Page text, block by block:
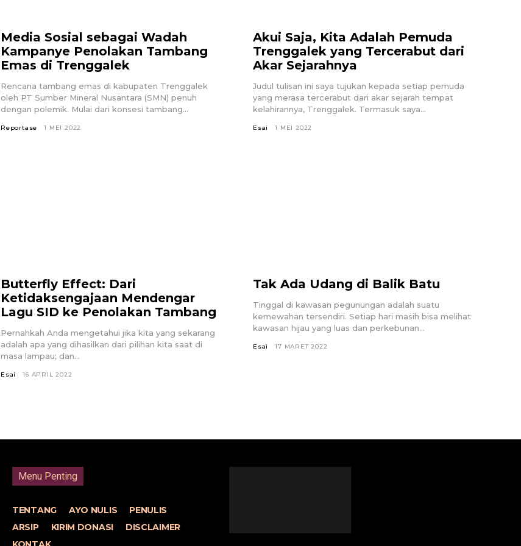
Media Sosial sebagai Wadah
Kampanye Penolakan Tambang
Emas di Trenggalek
Rencana tambang emas di kabupaten Trenggalek
oleh PT Sumber Mineral Nusantara (SMN) penuh
dengan polemik. Mulai dari konsesi tambang...
Reportase 1 MEI 2022
Akui Saja, Kita Adalah Pemuda
Trenggalek yang Tercerabut dari
Akar Sejarahnya
Judul tulisan ini saya tujukan kepada setiap pemuda
yang merasa tercerabut dari akar sejarah tempat
kelahirannya, Trenggalek. Termasuk saya...
Esai 1 MEI 2022
Butterfly Effect: Dari
Ketidaksengajaan Mendengar
Lagu SID ke Penolakan Tambang
Pernahkah Anda mengetahui jika kita yang sekarang
adalah apa yang dihasilkan dari pilihan kita saat di
masa lampau; dan...
Esai 16 APRIL 2022
Tak Ada Udang di Balik Batu
Tinggal di kawasan pegunungan adalah suatu
kemewahan tersendiri. Setiap hari masih bisa melihat
kawasan hijau yang luas dan perkebunan...
Esai 17 MARET 2022
Menu Penting
TENTANG AYO NULIS
PENULIS
ARSIP
KIRIM DONASI
DISCLAIMER